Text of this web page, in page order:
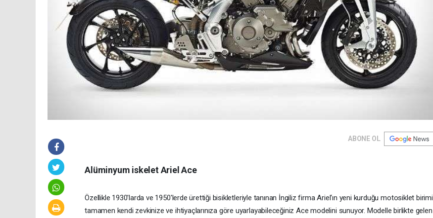
ABONE OL
Alüminyum iskelet Ariel Ace
Özellikle 1930′larda ve 1950′lerde ürettiği bisikletleriyle tanınan İngiliz firma Ariel‘ın yeni kurduğu motosiklet birimi
tamamen kendi zevkinize ve ihtiyaçlarınıza göre uyarlayabileceğiniz Ace modelini sunuyor. Modelle birlikte gelen